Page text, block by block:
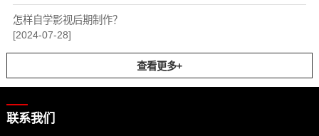
怎样自学影视后期制作？
[2024-07-28]
查看更多+
联系我们